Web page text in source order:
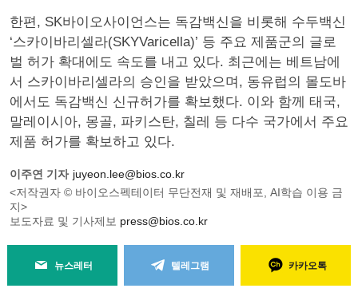
한편, SK바이오사이언스는 독감백신을 비롯해 수두백신
‘스카이바리셀라(SKYVaricella)’ 등 주요 제품군의 글로
벌 허가 확대에도 속도를 내고 있다. 최근에는 베트남에
서 스카이바리셀라의 승인을 받았으며, 동유럽의 몰도바
에서도 독감백신 신규허가를 확보했다. 이와 함께 태국,
말레이시아, 몽골, 파키스탄, 칠레 등 다수 국가에서 주요
제품 허가를 확보하고 있다.
이주연 기자 juyeon.lee@bios.co.kr
<저작권자 © 바이오스펙테이터 무단전재 및 재배포, AI학습 이용 금
지>
보도자료 및 기사제보 press@bios.co.kr
뉴스레터 텔레그램 카카오톡